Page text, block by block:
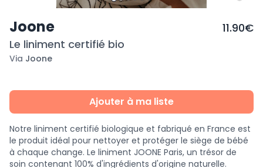
Joone
11.90€
Le liniment certifié bio
Via Joone
Ajouter à ma liste
Notre liniment certifié biologique et fabriqué en France est
le produit idéal pour nettoyer et protéger le siège de bébé
à chaque change. Le liniment JOONE Paris, un trésor de
soin contenant 100% d'ingrédients d'origine naturelle.